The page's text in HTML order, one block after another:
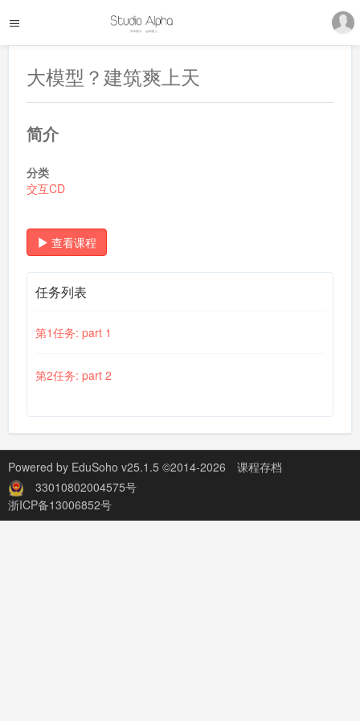
大模型？建筑爽上天
简介
分类
交互CD
查看课程
任务列表
第1任务: part 1
第2任务: part 2
Powered by EduSoho v25.1.5 ©2014-2026
课程存档
33010802004575号
浙ICP备13006852号